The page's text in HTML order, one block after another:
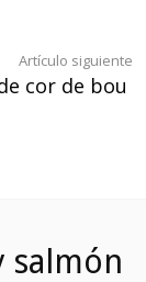
Artículo siguiente
cor de bou
salmón